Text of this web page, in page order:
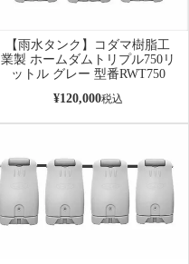
【雨水タンク】コダマ樹脂工
業製 ホームダムトリプル750リ
ットル グレー 型番RWT750
¥120,000税込